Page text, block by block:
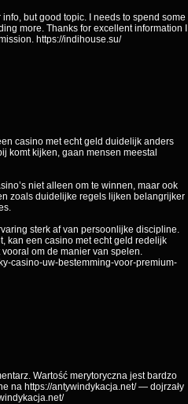
but good topic. I needs to spend some
more. Thanks for excellent information I
https://indihouse.su/
casino met echt geld duidelijk anders
komt kijken, gaan mensen meestal
niet alleen om te winnen, maar ook
zoals duidelijke regels lijken belangrijker
sterk af van persoonlijke discipline.
kan een casino met echt geld redelijk
om de manier van spelen.
casino-uw-bestemming-voor-premium-
Wartość merytoryczna jest bardzo
na https://antywindykacja.net/— dojrzały